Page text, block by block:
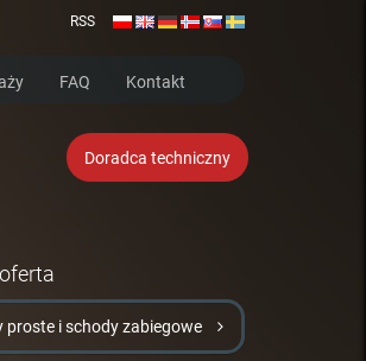
RSS
FAQ Kontakt
Doradca techniczny
proste i schody zabiegowe